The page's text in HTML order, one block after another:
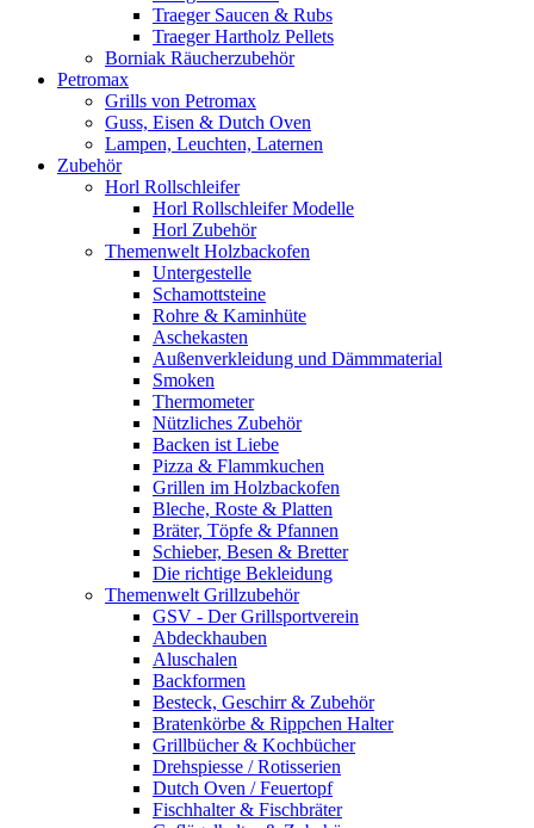
Traeger Saucen & Rubs
Traeger Hartholz Pellets
Borniak Räucherzubehör
Petromax
Grills von Petromax
Guss, Eisen & Dutch Oven
Lampen, Leuchten, Laternen
Zubehör
Horl Rollschleifer
Horl Rollschleifer Modelle
Horl Zubehör
Themenwelt Holzbackofen
Untergestelle
Schamottsteine
Rohre & Kaminhüte
Aschekasten
Außenverkleidung und Dämmmaterial
Smoken
Thermometer
Nützliches Zubehör
Backen ist Liebe
Pizza & Flammkuchen
Grillen im Holzbackofen
Bleche, Roste & Platten
Bräter, Töpfe & Pfannen
Schieber, Besen & Bretter
Die richtige Bekleidung
Themenwelt Grillzubehör
GSV - Der Grillsportverein
Abdeckhauben
Aluschalen
Backformen
Besteck, Geschirr & Zubehör
Bratenkörbe & Rippchen Halter
Grillbücher & Kochbücher
Drehspiesse / Rotisserien
Dutch Oven / Feuertopf
Fischhalter & Fischbräter